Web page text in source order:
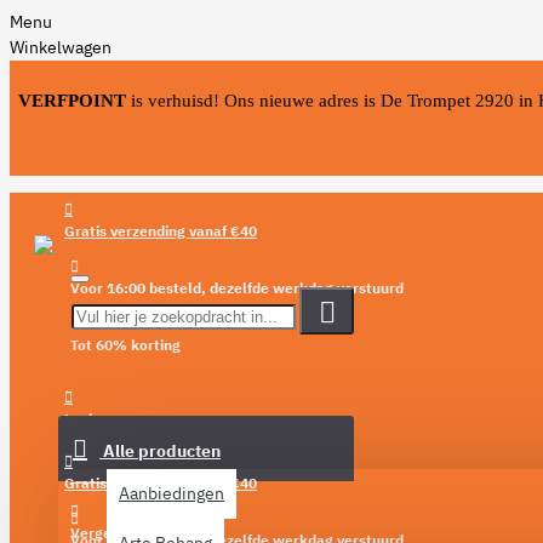
Menu
Winkelwagen
VERFPOINT is verhuisd! Ons nieuwe adres is De Trompet 2920 in
Gratis verzending vanaf €40
Voor 16:00 besteld, dezelfde werkdag verstuurd
Tot 60% korting
Login
Verlanglijst
Vergelijken
Alle producten
Aanbiedingen
Gratis verzending vanaf €40